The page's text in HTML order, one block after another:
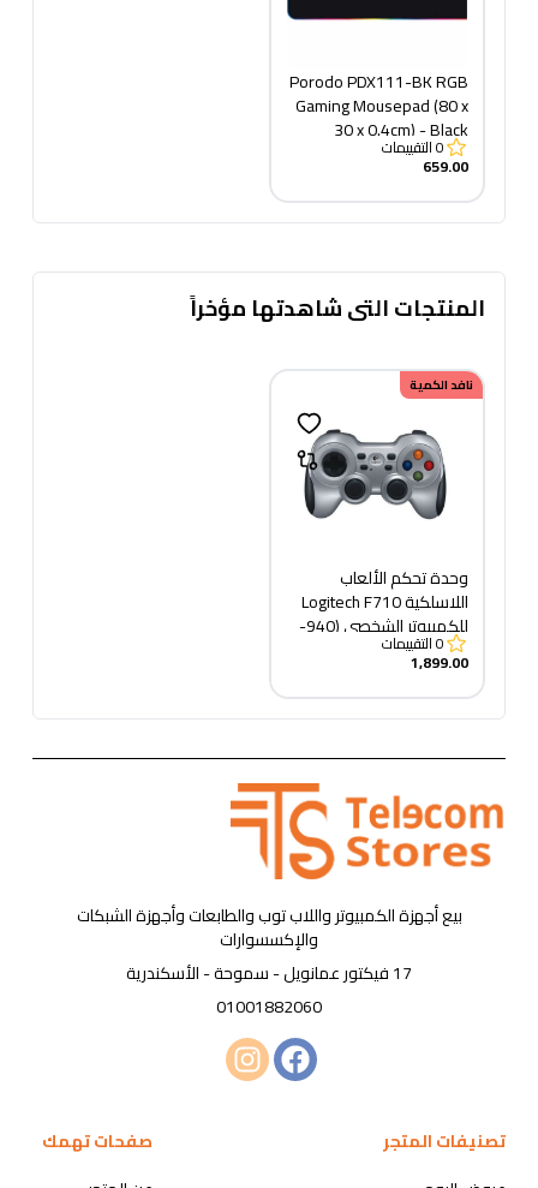
Porodo PDX111-BK RGB
Gaming Mousepad (80 x
30 x 0.4cm) - Black
0التقييمات
659.00
المنتجات التى شاهدتها مؤخراً
نافد الكمية
وحدة تحكم الألعاب
اللاسلكية Logitech F710
للكمبيوتر الشخصي (940-
000142)
0التقييمات
1,899.00
بيع أجهزة الكمبيوتر واللاب توب والطابعات وأجهزة الشبكات
والإكسسوارات
17 فيكتور عمانويل - سموحة - الأسكندرية
01001882060
تصنيفات المتجر
صفحات تهمك